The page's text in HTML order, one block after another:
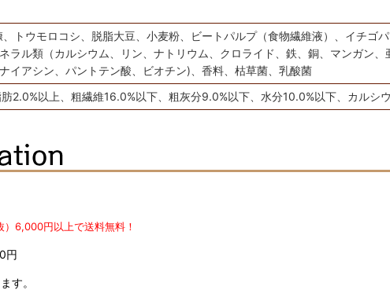
トウモロコシ、脱脂大豆、小麦粉、ビートパルプ（食物繊維液）、イチ
ラル類（カルシウム、リン、ナトリウム、クロライド、鉄、銅、マンガン
イアシン、パントテン酸、ビオチン)、香料、枯草菌、乳酸菌
2.0%以上、粗繊維16.0%以下、粗灰分9.0%以下、水分10.0%以下、カル
）6,000円以上で送料無料！
円
す。